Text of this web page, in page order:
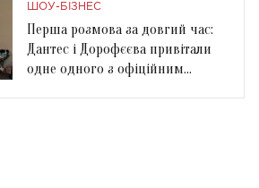
ШОУ-БІЗНЕС
Перша розмова за довгий час:
Дантес і Дорофєєва привітали
одне одного з офіційним